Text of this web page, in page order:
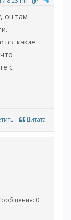
он там
какие
с
Цитата
0